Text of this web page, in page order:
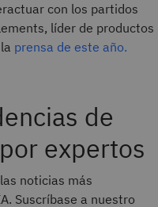
con los partidos
líder de productos
prensa de este año.
de
expertos
noticias más
Suscríbase a nuestro